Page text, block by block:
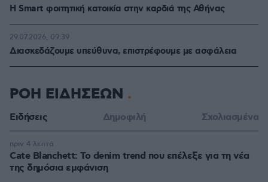
Η Smart φοιτητική κατοικία στην καρδιά της Αθήνας
Διασκεδάζουμε υπεύθυνα, επιστρέφουμε με ασφάλεια
29.07.2026, 09:39
ΡΟΗ ΕΙΔΗΣΕΩΝ
Ειδήσεις Δημοφιλή Σχολιασμένα
Cate Blanchett: Το denim trend που επέλεξε για τη νέα
της δημόσια εμφάνιση
πριν 4 λεπτά